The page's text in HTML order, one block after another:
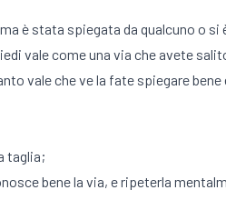
è stata spiegata da qualcuno o
vale come una via che avete
vale che ve la fate spiegare
taglia;
bene la via, e ripeterla